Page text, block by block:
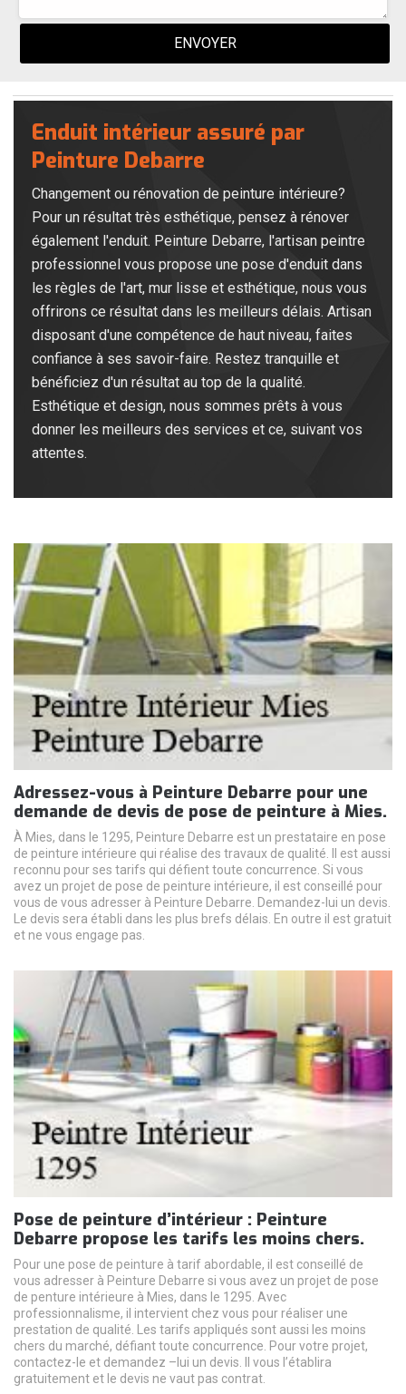
Enduit intérieur assuré par
Peinture Debarre
Changement ou rénovation de peinture intérieure?
Pour un résultat très esthétique, pensez à rénover
également l'enduit. Peinture Debarre, l'artisan peintre
professionnel vous propose une pose d'enduit dans
les règles de l'art, mur lisse et esthétique, nous vous
offrirons ce résultat dans les meilleurs délais. Artisan
disposant d'une compétence de haut niveau, faites
confiance à ses savoir-faire. Restez tranquille et
bénéficiez d'un résultat au top de la qualité.
Esthétique et design, nous sommes prêts à vous
donner les meilleurs des services et ce, suivant vos
attentes.
Adressez-vous à Peinture Debarre pour une
demande de devis de pose de peinture à Mies.
À Mies, dans le 1295, Peinture Debarre est un prestataire en pose
de peinture intérieure qui réalise des travaux de qualité. Il est aussi
reconnu pour ses tarifs qui défient toute concurrence. Si vous
avez un projet de pose de peinture intérieure, il est conseillé pour
vous de vous adresser à Peinture Debarre. Demandez-lui un devis.
Le devis sera établi dans les plus brefs délais. En outre il est gratuit
et ne vous engage pas.
Pose de peinture d’intérieur : Peinture
Debarre propose les tarifs les moins chers.
Pour une pose de peinture à tarif abordable, il est conseillé de
vous adresser à Peinture Debarre si vous avez un projet de pose
de penture intérieure à Mies, dans le 1295. Avec
professionnalisme, il intervient chez vous pour réaliser une
prestation de qualité. Les tarifs appliqués sont aussi les moins
chers du marché, défiant toute concurrence. Pour votre projet,
contactez-le et demandez –lui un devis. Il vous l’établira
gratuitement et le devis ne vaut pas contrat.